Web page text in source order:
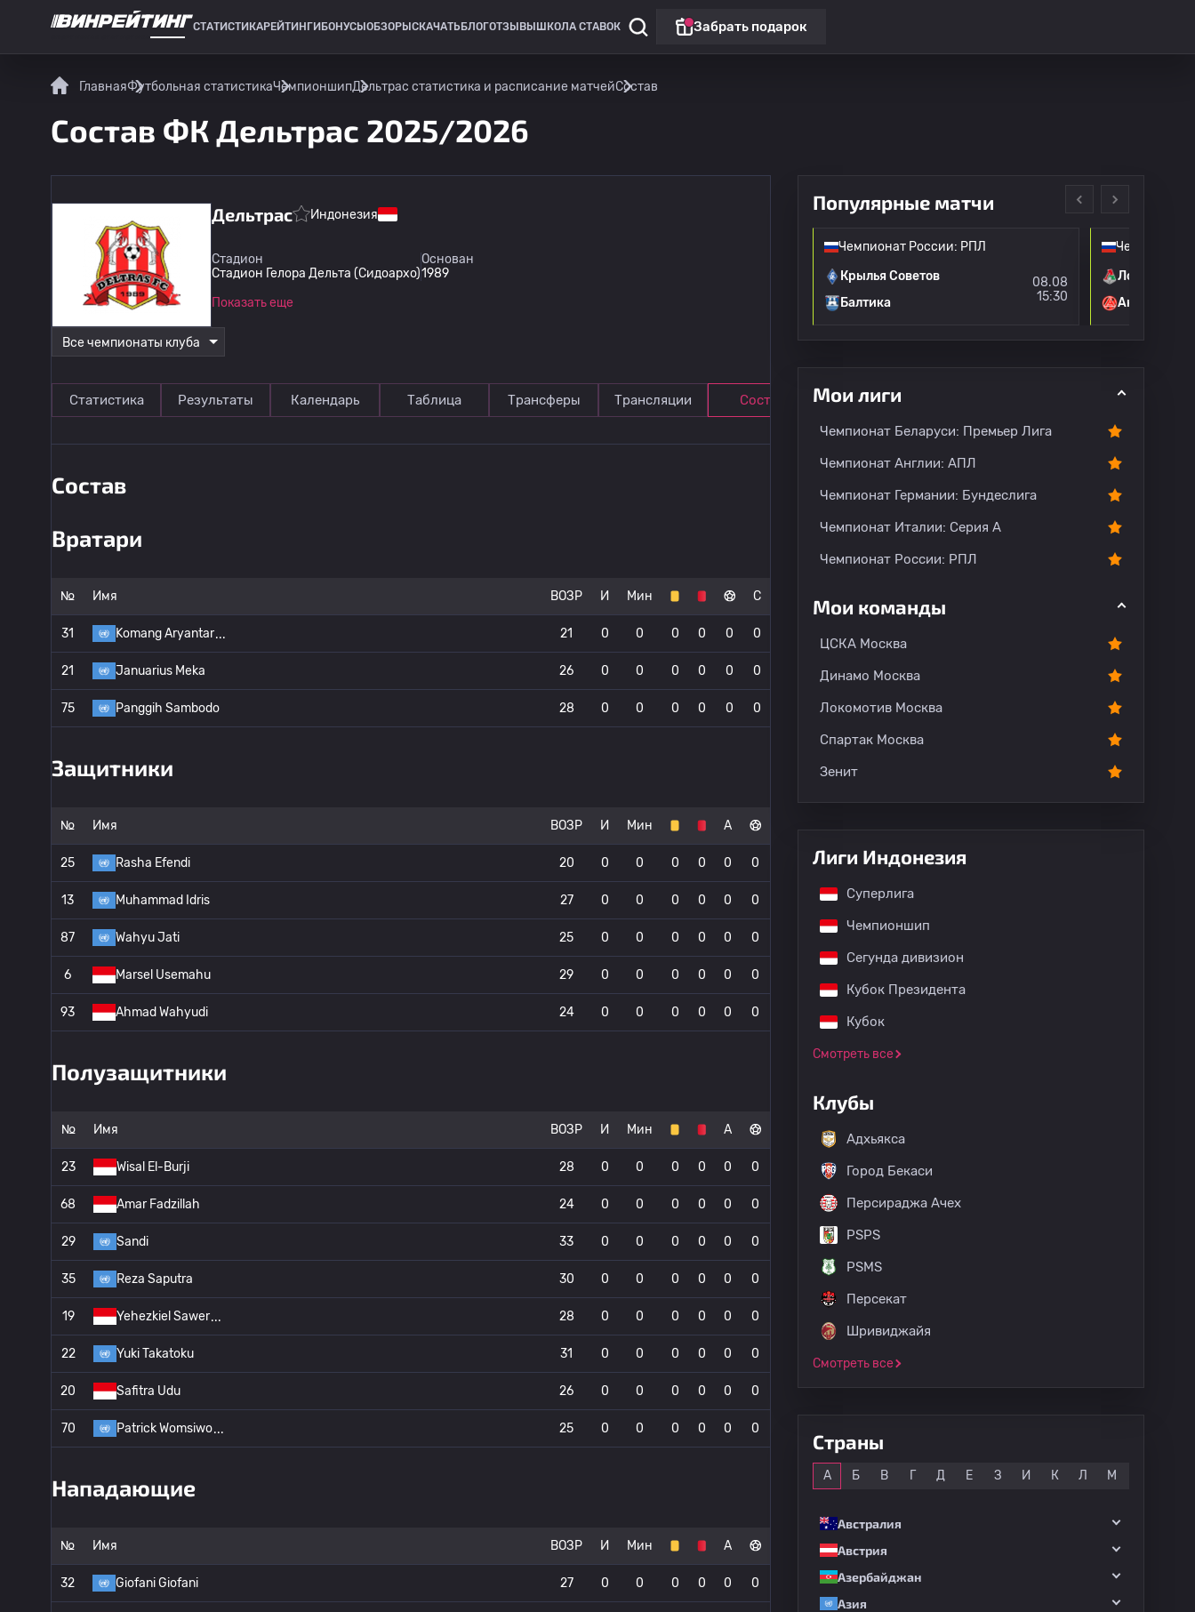
СТАТИСТИКАРЕЙТИНГИ БОНУСЫ ОБЗОРЫ СКАЧАТЬ БЛОГОТЗЫВЫ ШКОЛА СТАВОК Забрать подарок
ГлавнаяФутбольная статистикаЧемпионшипДельтрас статистика и расписание матчейСостав
Состав ФК Дельтрас 2025/2026
Дельтрас Индонезия
Стадион
Стадион Гелора Дельта (Сидоархо)
Основан
1989
Показать еще
Все чемпионаты клуба
Статистика Результаты Календарь Таблица Трансферы Трансляции Состав
Состав
Вратари
№ Имя ВОЗР И Мин С
31 Komang Aryantar 21 0 0 0 0 0 0
21 Januarius Meka 26 0 0 0 0 0 0
75 Panggih Sambodo 28 0 0 0 0 0 0
Защитники
№ Имя ВОЗР И Мин А
25 Rasha Efendi 20 0 0 0 0 0 0
13 Muhammad Idris 27 0 0 0 0 0 0
87 Wahyu Jati 25 0 0 0 0 0 0
6 Marsel Usemahu 29 0 0 0 0 0 0
93 Ahmad Wahyudi 24 0 0 0 0 0 0
Полузащитники
№ Имя ВОЗР И Мин А
23 Wisal El-Burji 28 0 0 0 0 0 0
68 Amar Fadzillah 24 0 0 0 0 0 0
29 Sandi 33 0 0 0 0 0 0
35 Reza Saputra 30 0 0 0 0 0 0
19 Yehezkiel Sawer 28 0 0 0 0 0 0
22 Yuki Takatoku 31 0 0 0 0 0 0
20 Safitra Udu 26 0 0 0 0 0 0
70 Patrick Womsiwo 25 0 0 0 0 0 0
Нападающие
№ Имя ВОЗР И Мин А
32 Giofani Giofani 27 0 0 0 0 0 0
Популярные матчи
Чемпионат России: РПЛ
Крылья Советов
Балтика
08.08
15:30
Чемпионат
Локомотив
Акрон
Мои лиги
Чемпионат Беларуси: Премьер Лига
Чемпионат Англии: АПЛ
Чемпионат Германии: Бундеслига
Чемпионат Италии: Серия А
Чемпионат России: РПЛ
Мои команды
ЦСКА Москва
Динамо Москва
Локомотив Москва
Спартак Москва
Зенит
Лиги Индонезия
Суперлига
Чемпионшип
Сегунда дивизион
Кубок Президента
Кубок
Смотреть все
Клубы
Адхьякса
Город Бекаси
Персираджа Ачех
PSPS
PSMS
Персекат
Шривиджайя
Смотреть все
Страны
А Б В Г Д Е З И К Л М
Австралия
Австрия
Азербайджан
Азия